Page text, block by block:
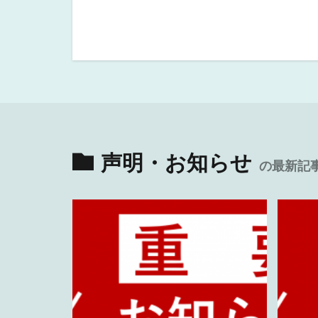
声明・お知らせ の最新記